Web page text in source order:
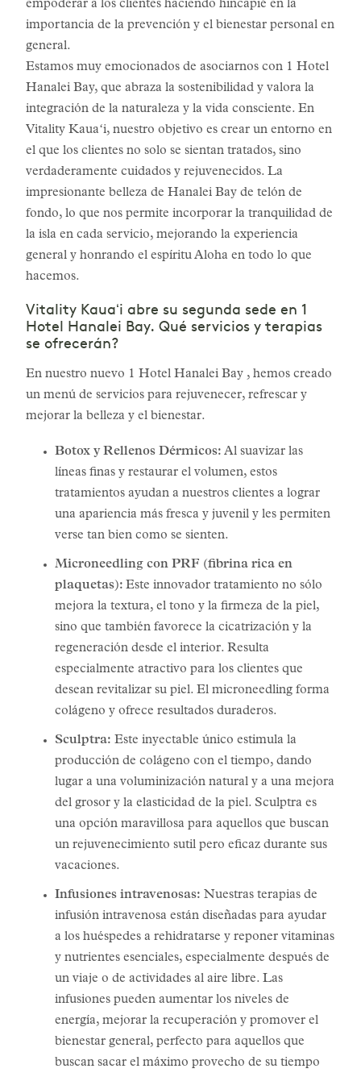
empoderar a los clientes haciendo hincapié en la
importancia de la prevención y el bienestar personal en
general.
Estamos muy emocionados de asociarnos con 1 Hotel
Hanalei Bay, que abraza la sostenibilidad y valora la
integración de la naturaleza y la vida consciente. En
Vitality Kauaʻi, nuestro objetivo es crear un entorno en
el que los clientes no solo se sientan tratados, sino
verdaderamente cuidados y rejuvenecidos. La
impresionante belleza de Hanalei Bay de telón de
fondo, lo que nos permite incorporar la tranquilidad de
la isla en cada servicio, mejorando la experiencia
general y honrando el espíritu Aloha en todo lo que
hacemos.
Vitality Kauaʻi abre su segunda sede en 1
Hotel Hanalei Bay. Qué servicios y terapias
se ofrecerán?
En nuestro nuevo 1 Hotel Hanalei Bay , hemos creado
un menú de servicios para rejuvenecer, refrescar y
mejorar la belleza y el bienestar.
Botox y Rellenos Dérmicos: Al suavizar las
líneas finas y restaurar el volumen, estos
tratamientos ayudan a nuestros clientes a lograr
una apariencia más fresca y juvenil y les permiten
verse tan bien como se sienten.
Microneedling con PRF (fibrina rica en
plaquetas): Este innovador tratamiento no sólo
mejora la textura, el tono y la firmeza de la piel,
sino que también favorece la cicatrización y la
regeneración desde el interior. Resulta
especialmente atractivo para los clientes que
desean revitalizar su piel. El microneedling forma
colágeno y ofrece resultados duraderos.
Sculptra: Este inyectable único estimula la
producción de colágeno con el tiempo, dando
lugar a una voluminización natural y a una mejora
del grosor y la elasticidad de la piel. Sculptra es
una opción maravillosa para aquellos que buscan
un rejuvenecimiento sutil pero eficaz durante sus
vacaciones.
Infusiones intravenosas: Nuestras terapias de
infusión intravenosa están diseñadas para ayudar
a los huéspedes a rehidratarse y reponer vitaminas
y nutrientes esenciales, especialmente después de
un viaje o de actividades al aire libre. Las
infusiones pueden aumentar los niveles de
energía, mejorar la recuperación y promover el
bienestar general, perfecto para aquellos que
buscan sacar el máximo provecho de su tiempo